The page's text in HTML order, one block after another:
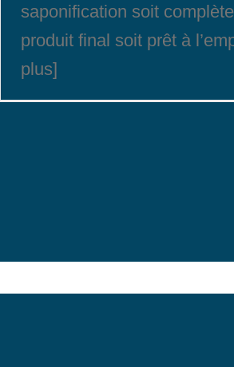
saponification soit
produit final soit prêt à
plus]